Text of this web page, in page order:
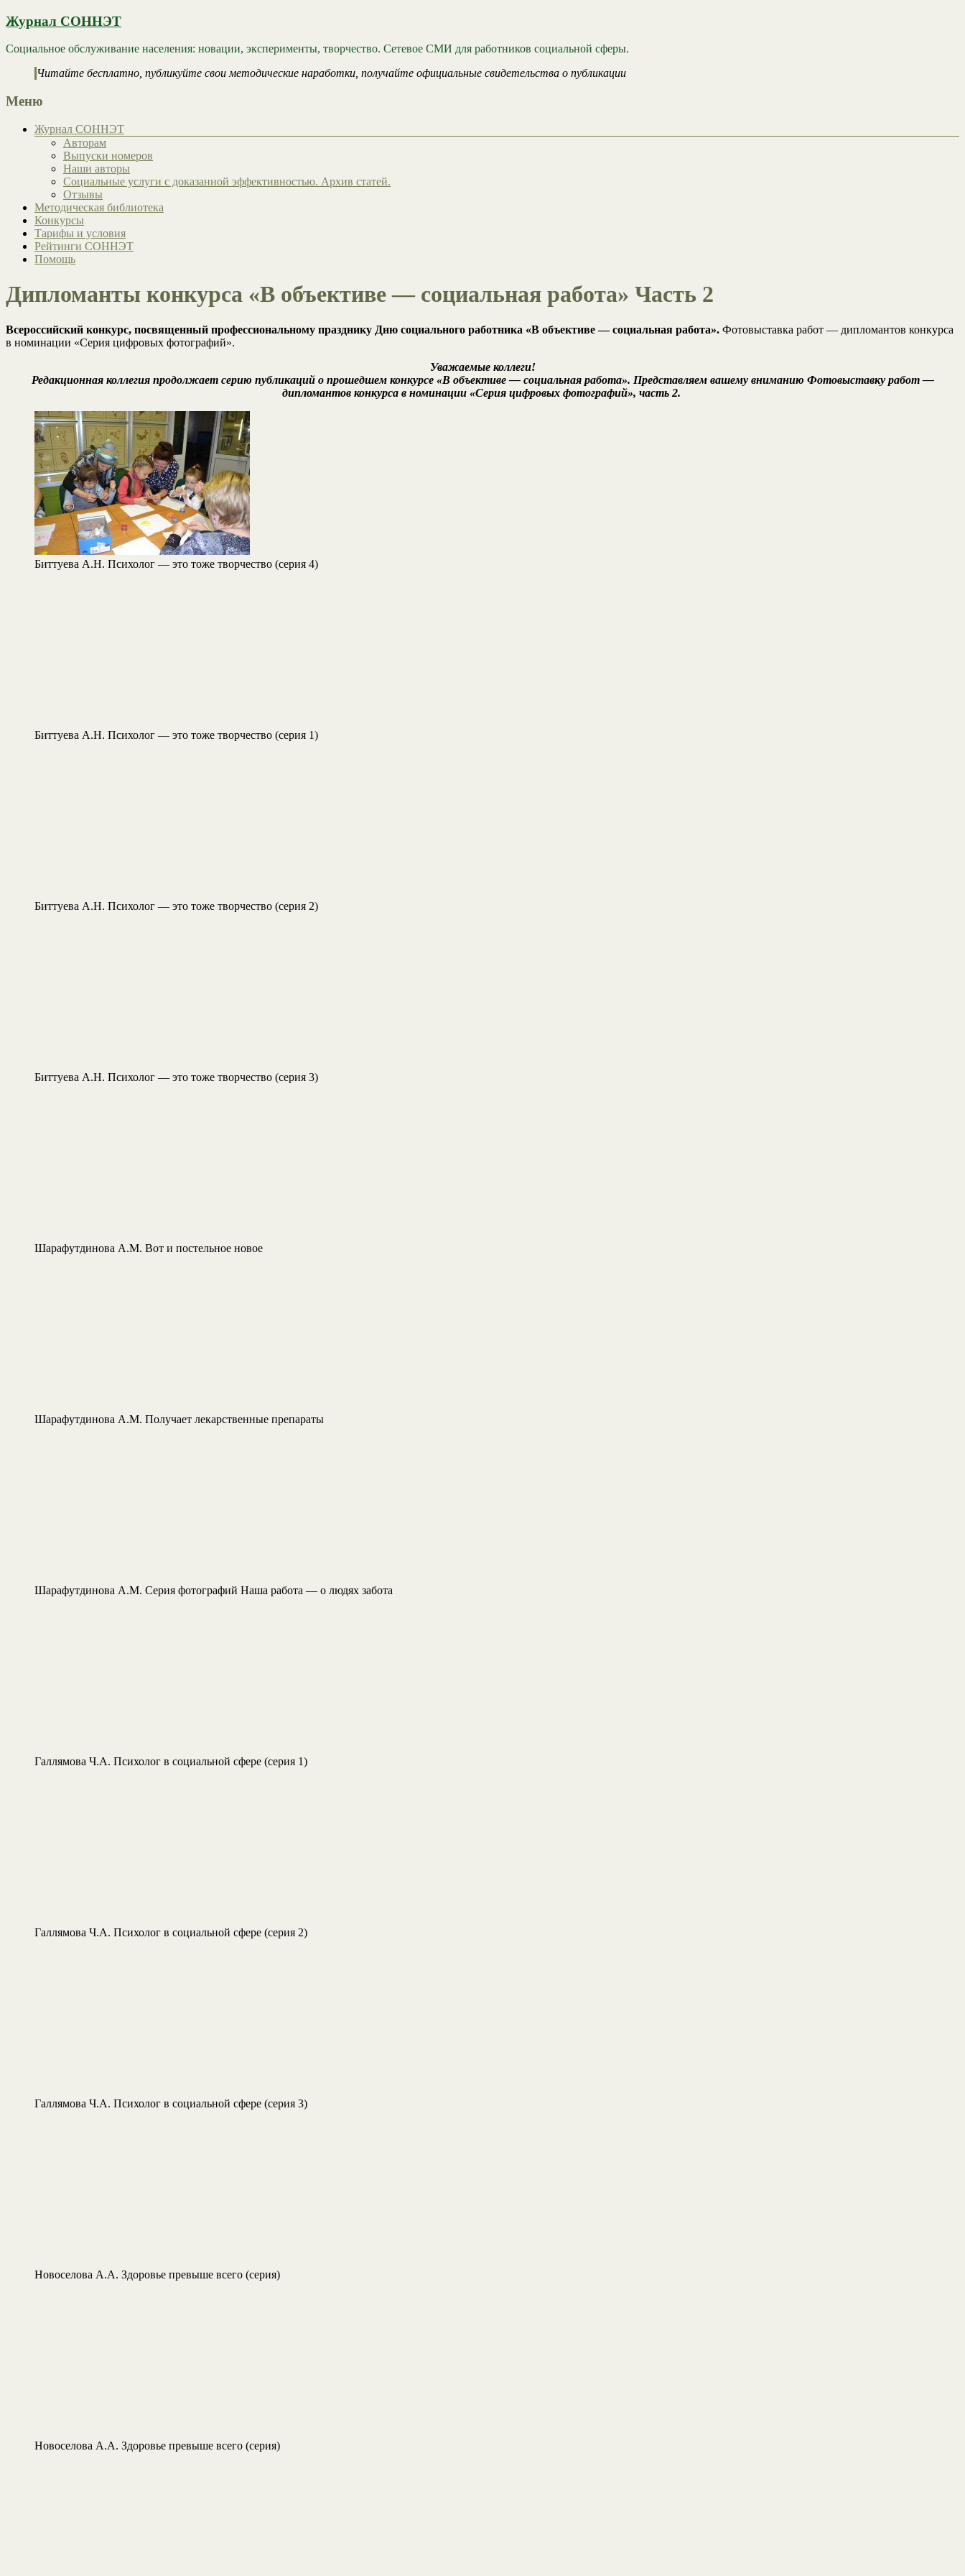
Журнал СОННЭТ
Социальное обслуживание населения: новации, эксперименты, творчество. Сетевое СМИ для работников социальной сферы.
Читайте бесплатно, публикуйте свои методические наработки, получайте официальные свидетельства о публикации
Меню
Журнал СОННЭТ
Авторам
Выпуски номеров
Наши авторы
Социальные услуги с доказанной эффективностью. Архив статей.
Отзывы
Методическая библиотека
Конкурсы
Тарифы и условия
Рейтинги СОННЭТ
Помощь
Дипломанты конкурса «В объективе — социальная работа» Часть 2
Всероссийский конкурс, посвященный профессиональному празднику Дню социального работника «В объективе — социальная работа». Фотовыставка работ — дипломантов конкурса
в номинации «Серия цифровых фотографий».
Уважаемые коллеги!
Редакционная коллегия продолжает серию публикаций о прошедшем конкурсе «В объективе — социальная работа». Представляем вашему вниманию Фотовыставку работ —
дипломантов конкурса в номинации «Серия цифровых фотографий», часть 2.
Биттуева А.Н. Психолог — это тоже творчество (серия 4)
Биттуева А.Н. Психолог — это тоже творчество (серия 1)
Биттуева А.Н. Психолог — это тоже творчество (серия 2)
Биттуева А.Н. Психолог — это тоже творчество (серия 3)
Шарафутдинова А.М. Вот и постельное новое
Шарафутдинова А.М. Получает лекарственные препараты
Шарафутдинова А.М. Серия фотографий Наша работа — о людях забота
Галлямова Ч.А. Психолог в социальной сфере (серия 1)
Галлямова Ч.А. Психолог в социальной сфере (серия 2)
Галлямова Ч.А. Психолог в социальной сфере (серия 3)
Новоселова А.А. Здоровье превыше всего (серия)
Новоселова А.А. Здоровье превыше всего (серия)